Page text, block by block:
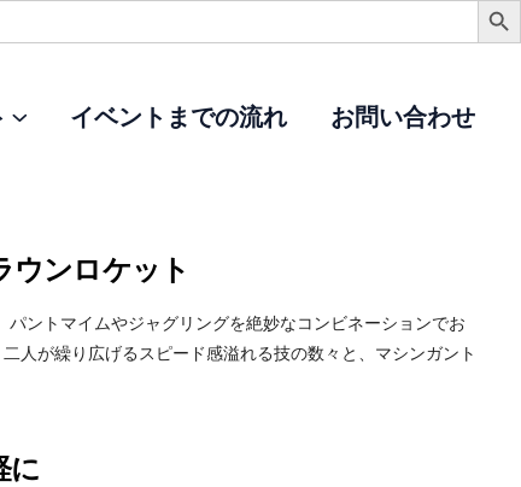
イベントまでの流れ お問い合わせ
ンロケット
ントマイムやジャグリングを絶妙なコンビネーションでお
人が繰り広げるスピード感溢れる技の数々と、マシンガント
に